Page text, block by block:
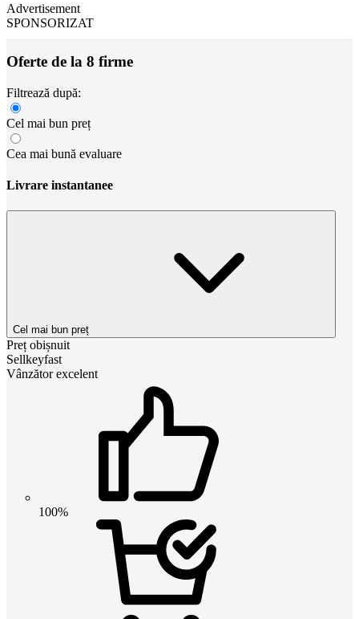
Advertisement
SPONSORIZAT
Oferte de la 8 firme
Filtrează după:
Cel mai bun preț
Cea mai bună evaluare
Livrare instantanee
Cel mai bun preț
Preț obișnuit
Sellkeyfast
Vânzător excelent
100%